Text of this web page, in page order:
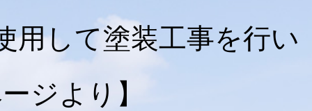
用して塗装工事を行い
ジより】